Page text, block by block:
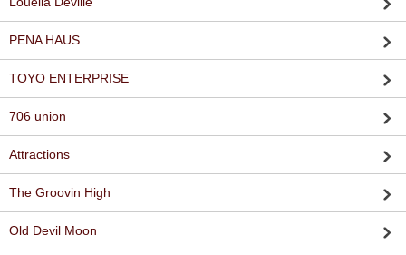
PENA HAUS
TOYO ENTERPRISE
706 union
Attractions
The Groovin High
Old Devil Moon